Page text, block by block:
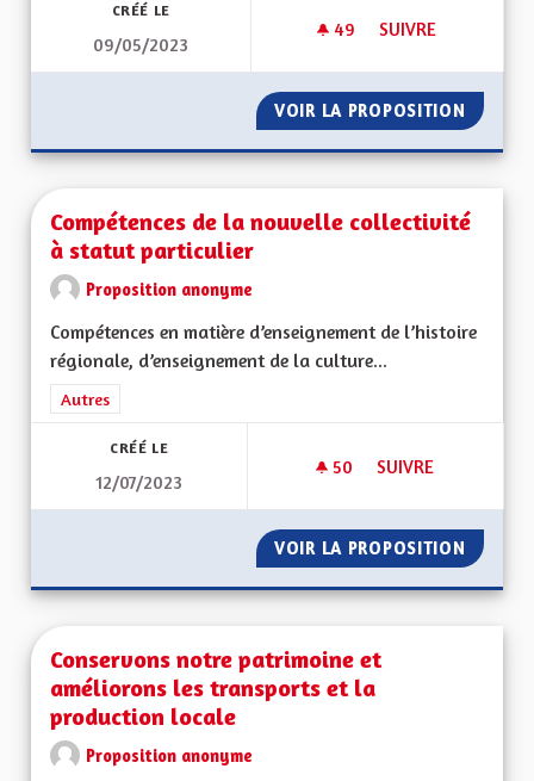
CRÉÉ LE
09/05/2023
49 49 ABONNÉS
SUIVRE
VOIR LA PROPOSITION
Compétences de la nouvelle collectivité
à statut particulier
Proposition anonyme
Compétences en matière d’enseignement de l’histoire
régionale, d’enseignement de la culture...
Filtrer les résultats de la catégorie : Autres
Autres
CRÉÉ LE
12/07/2023
50 50 ABONNÉS
SUIVRE
VOIR LA PROPOSITION
Conservons notre patrimoine et
améliorons les transports et la
production locale
Proposition anonyme